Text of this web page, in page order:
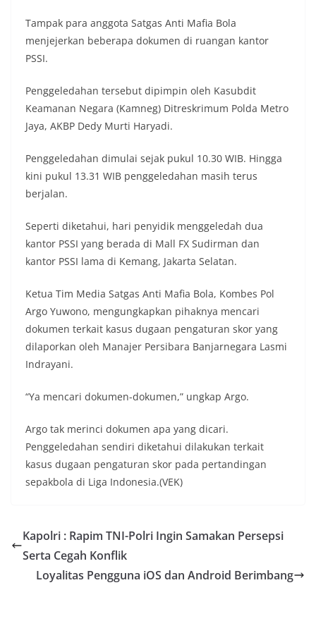
Tampak para anggota Satgas Anti Mafia Bola
menjejerkan beberapa dokumen di ruangan kantor
PSSI.
Penggeledahan tersebut dipimpin oleh Kasubdit
Keamanan Negara (Kamneg) Ditreskrimum Polda Metro
Jaya, AKBP Dedy Murti Haryadi.
Penggeledahan dimulai sejak pukul 10.30 WIB. Hingga
kini pukul 13.31 WIB penggeledahan masih terus
berjalan.
Seperti diketahui, hari penyidik menggeledah dua
kantor PSSI yang berada di Mall FX Sudirman dan
kantor PSSI lama di Kemang, Jakarta Selatan.
Ketua Tim Media Satgas Anti Mafia Bola, Kombes Pol
Argo Yuwono, mengungkapkan pihaknya mencari
dokumen terkait kasus dugaan pengaturan skor yang
dilaporkan oleh Manajer Persibara Banjarnegara Lasmi
Indrayani.
“Ya mencari dokumen-dokumen,” ungkap Argo.
Argo tak merinci dokumen apa yang dicari.
Penggeledahan sendiri diketahui dilakukan terkait
kasus dugaan pengaturan skor pada pertandingan
sepakbola di Liga Indonesia.(VEK)
Kapolri : Rapim TNI-Polri Ingin Samakan Persepsi
Serta Cegah Konflik
Loyalitas Pengguna iOS dan Android Berimbang